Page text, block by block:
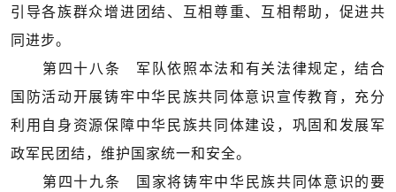
引导各族群众增进团结、互相尊重、互相帮助，促进共
同进步。
第四十八条 军队依照本法和有关法律规定，结合
国防活动开展铸牢中华民族共同体意识宣传教育，充分
利用自身资源保障中华民族共同体建设，巩固和发展军
政军民团结，维护国家统一和安全。
第四十九条 国家将铸牢中华民族共同体意识的要